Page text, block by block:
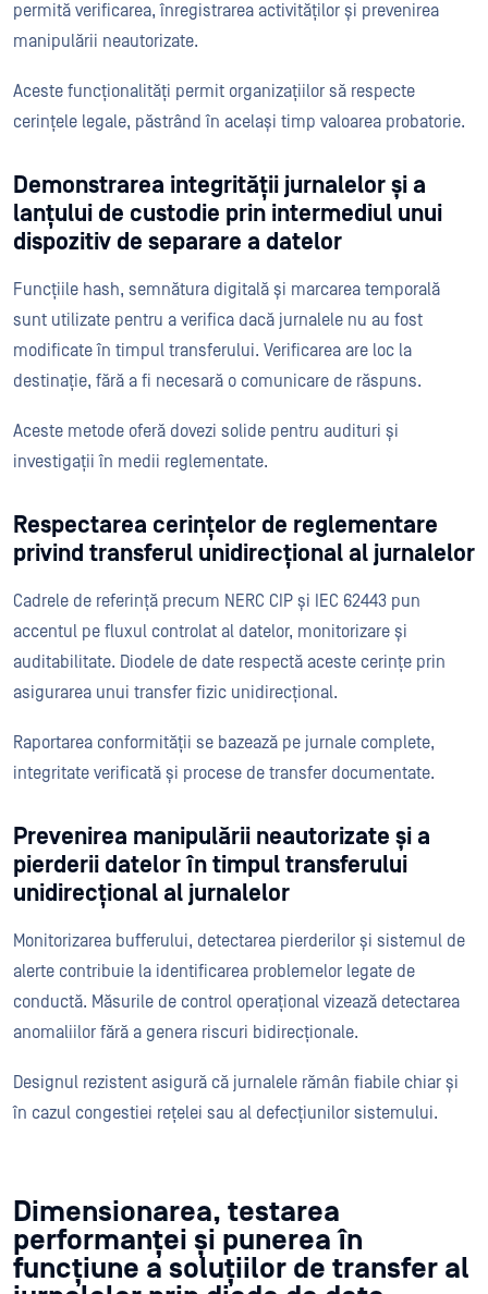
permită verificarea, înregistrarea activităților și prevenirea
manipulării neautorizate.
Aceste funcționalități permit organizațiilor să respecte
cerințele legale, păstrând în același timp valoarea probatorie.
Demonstrarea integrității jurnalelor și a
lanțului de custodie prin intermediul unui
dispozitiv de separare a datelor
Funcțiile hash, semnătura digitală și marcarea temporală
sunt utilizate pentru a verifica dacă jurnalele nu au fost
modificate în timpul transferului. Verificarea are loc la
destinație, fără a fi necesară o comunicare de răspuns.
Aceste metode oferă dovezi solide pentru audituri și
investigații în medii reglementate.
Respectarea cerințelor de reglementare
privind transferul unidirecțional al jurnalelor
Cadrele de referință precum NERC CIP și IEC 62443 pun
accentul pe fluxul controlat al datelor, monitorizare și
auditabilitate. Diodele de date respectă aceste cerințe prin
asigurarea unui transfer fizic unidirecțional.
Raportarea conformității se bazează pe jurnale complete,
integritate verificată și procese de transfer documentate.
Prevenirea manipulării neautorizate și a
pierderii datelor în timpul transferului
unidirecțional al jurnalelor
Monitorizarea bufferului, detectarea pierderilor și sistemul de
alerte contribuie la identificarea problemelor legate de
conductă. Măsurile de control operațional vizează detectarea
anomaliilor fără a genera riscuri bidirecționale.
Designul rezistent asigură că jurnalele rămân fiabile chiar și
în cazul congestiei rețelei sau al defecțiunilor sistemului.
Dimensionarea, testarea
performanței și punerea în
funcțiune a soluțiilor de transfer al